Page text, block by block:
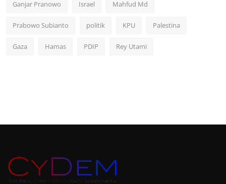
Ganjar Pranowo Israel Mahfud Md
Prabowo Subianto politik KPU Palestina
Gaza Hamas PDIP Rey Utami